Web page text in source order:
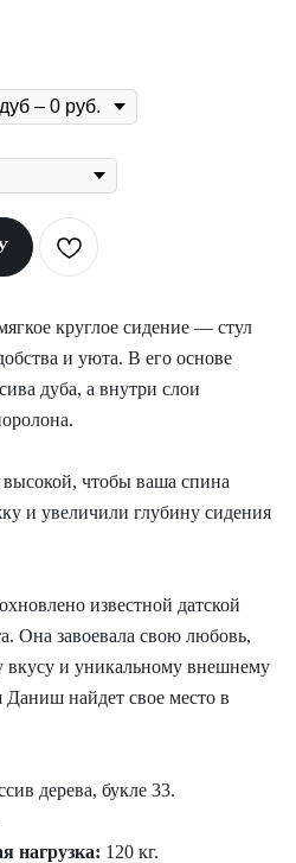
круглое сидение — стул
и уюта. В его основе
дуба, а внутри слои
чтобы ваша спина
и увеличили глубину сидения
известной датской
Она завоевала свою любовь,
вкусу и уникальному внешнему
найдет свое место в
дерева, букле 33.
нагрузка: 120 кг.